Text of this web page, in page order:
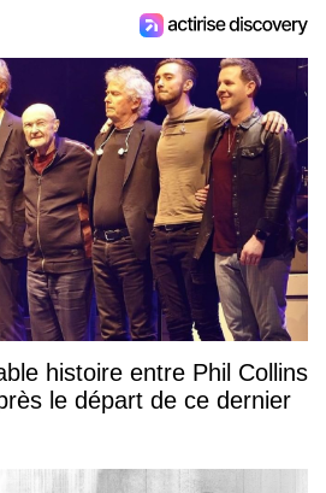
histoire entre Phil Collins
le départ de ce dernier